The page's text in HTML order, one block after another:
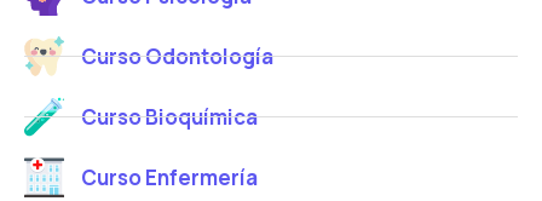
Curso Odontología
Curso Bioquímica
Curso Enfermería